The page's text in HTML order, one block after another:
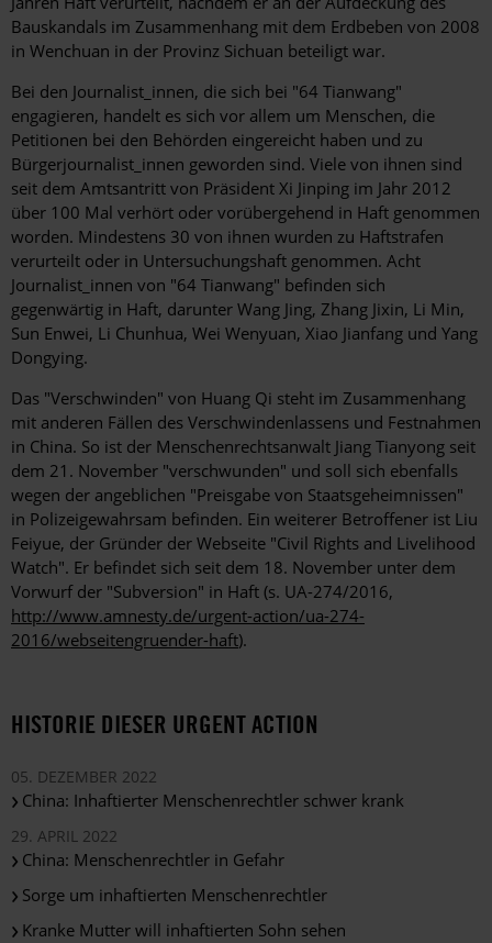
Bauskandals im Zusammenhang mit dem Erdbeben von 2008
in Wenchuan in der Provinz Sichuan beteiligt war.
Bei den Journalist_innen, die sich bei "64 Tianwang"
engagieren, handelt es sich vor allem um Menschen, die
Petitionen bei den Behörden eingereicht haben und zu
Bürgerjournalist_innen geworden sind. Viele von ihnen sind
seit dem Amtsantritt von Präsident Xi Jinping im Jahr 2012
über 100 Mal verhört oder vorübergehend in Haft genommen
worden. Mindestens 30 von ihnen wurden zu Haftstrafen
verurteilt oder in Untersuchungshaft genommen. Acht
Journalist_innen von "64 Tianwang" befinden sich
gegenwärtig in Haft, darunter Wang Jing, Zhang Jixin, Li Min,
Sun Enwei, Li Chunhua, Wei Wenyuan, Xiao Jianfang und Yang
Dongying.
Das "Verschwinden" von Huang Qi steht im Zusammenhang
mit anderen Fällen des Verschwindenlassens und Festnahmen
in China. So ist der Menschenrechtsanwalt Jiang Tianyong seit
dem 21. November "verschwunden" und soll sich ebenfalls
wegen der angeblichen "Preisgabe von Staatsgeheimnissen"
in Polizeigewahrsam befinden. Ein weiterer Betroffener ist Liu
Feiyue, der Gründer der Webseite "Civil Rights and Livelihood
Watch". Er befindet sich seit dem 18. November unter dem
Vorwurf der "Subversion" in Haft (s. UA-274/2016,
http://www.amnesty.de/urgent-action/ua-274-
2016/webseitengruender-haft).
HISTORIE DIESER URGENT ACTION
05. DEZEMBER 2022
China: Inhaftierter Menschenrechtler schwer krank
29. APRIL 2022
China: Menschenrechtler in Gefahr
Sorge um inhaftierten Menschenrechtler
Kranke Mutter will inhaftierten Sohn sehen